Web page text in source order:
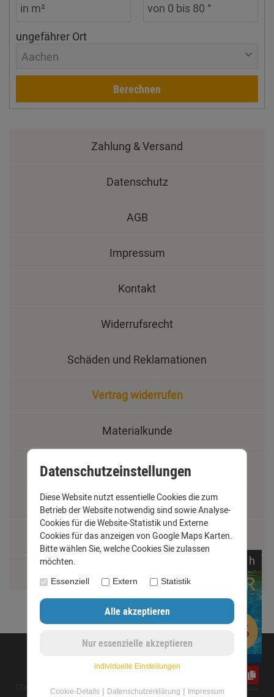
ungefährer Ort
Aachen
Berechnen
Zahlung & Versand
Datenschutz
AGB
Impressum
Kontakt
Widerrufsrecht
Schäden und Reklamationen
Vertrag widerrufen
Materialkunde
Fachbegriffe
Jobs
Montage und Installationshilfen
©opyright 2020 - www.dachrinnen-shop.de
h
ified eCommerce Shopsoftware © 2009-2026
Datenschutzeinstellungen
Diese Website nutzt essentielle Cookies die zum
Betrieb der Website notwendig sind sowie Analyse-
Cookies für die Website-Statistik und Externe
Cookies für das anzeigen von Google Maps Karten.
Bitte wählen Sie, welche Cookies Sie zulassen
möchten.
Essenziell Extern Statistik
individuelle Einstellungen
Cookie-Details| Datenschutzerklärung | Impressum